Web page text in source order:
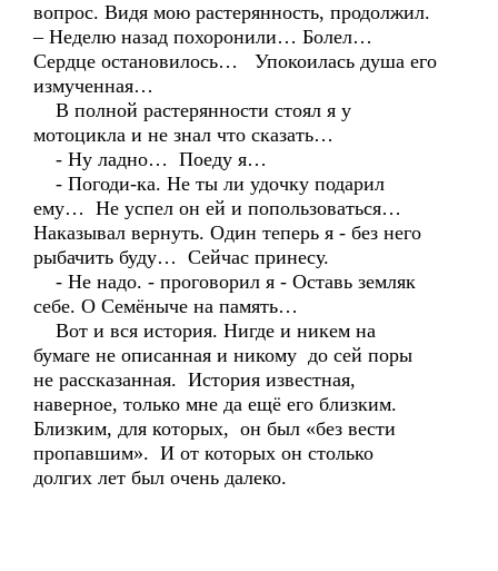
вопрос. Видя мою растерянность, продолжил.
– Неделю назад похоронили… Болел…
Сердце остановилось… Упокоилась душа его
измученная…
В полной растерянности стоял я у
мотоцикла и не знал что сказать…
- Ну ладно… Поеду я…
- Погоди-ка. Не ты ли удочку подарил
ему… Не успел он ей и попользоваться…
Наказывал вернуть. Один теперь я - без него
рыбачить буду… Сейчас принесу.
- Не надо. - проговорил я - Оставь земляк
себе. О Семёныче на память…
Вот и вся история. Нигде и никем на
бумаге не описанная и никому до сей поры
не рассказанная. История известная,
наверное, только мне да ещё его близким.
Близким, для которых, он был «без вести
пропавшим». И от которых он столько
долгих лет был очень далеко.